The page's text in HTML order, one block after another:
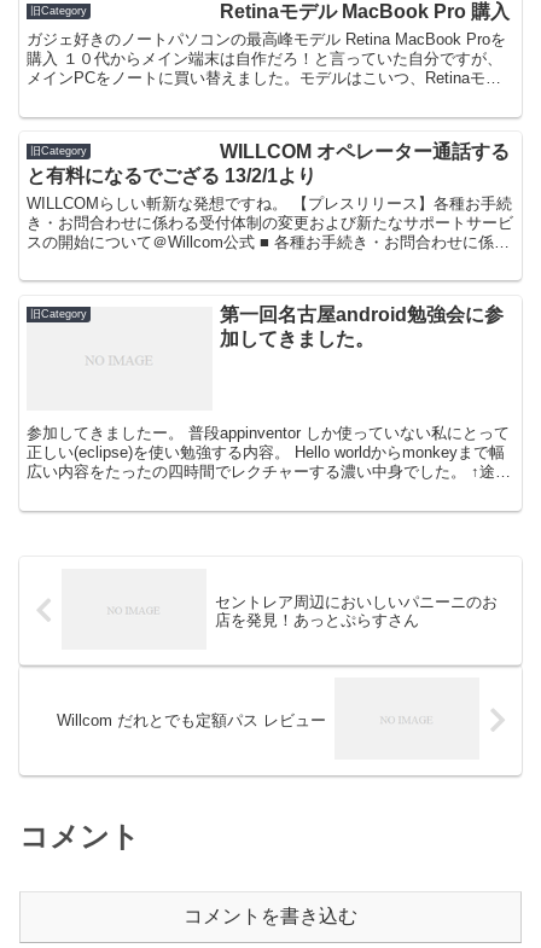
旧Category Retinaモデル MacBook Pro 購入
ガジェ好きのノートパソコンの最高峰モデル Retina MacBook Proを
購入 １０代からメイン端末は自作だろ！と言っていた自分ですが、
メインPCをノートに買い替えました。モデルはこいつ、Retinaモデ
旧Category
WILLCOM オペレーター通話する
と有料になるでござる 13/2/1より
WILLCOMらしい斬新な発想ですね。 【プレスリリース】各種お手続
き・お問合わせに係わる受付体制の変更および新たなサポートサービ
スの開始について＠Willcom公式 ■ 各種お手続き・お問合わせに係わ
旧Category
第一回名古屋android勉強会に参
加してきました。
参加してきましたー。 普段appinventor しか使っていない私にとって
正しい(eclipse)を使い勉強する内容。 Hello worldからmonkeyまで幅
広い内容をたったの四時間でレクチャーする濃い中身でした。 ↑途中
セントレア周辺においしいパニーニのお
店を発見！あっとぷらすさん
Willcom だれとでも定額パス レビュー
コメント
コメントを書き込む